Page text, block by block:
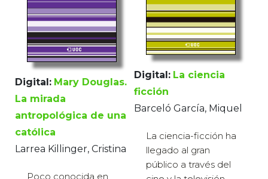
Digital: Mary Douglas.
La mirada
antropológica de una
católica
Larrea Killinger, Cristina
Poco conocida en
Digital: La ciencia
ficción
Barceló García, Miquel
La ciencia-ficción ha
llegado al gran
público a través del